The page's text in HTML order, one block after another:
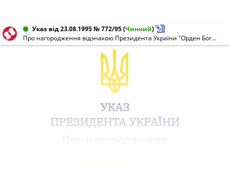
Указ від 23.08.1995 № 772/95(Чинний)
Про нагородження відзнакою Президента України "Орден Богдана Хмельницького"
УКАЗ
ПРЕЗИДЕНТА УКРАЇНИ